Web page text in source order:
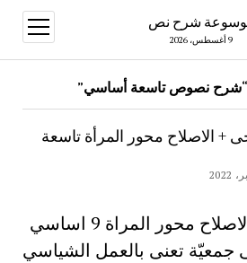
شرح نص
9 أغسطس، 2026
open
menu
الاصلاح محور المرأة تاسعة
موضوع انشاء مع الاصلاح محور المراة 9 اساسي
جمعيّة تعنى بالعمل الشياسي